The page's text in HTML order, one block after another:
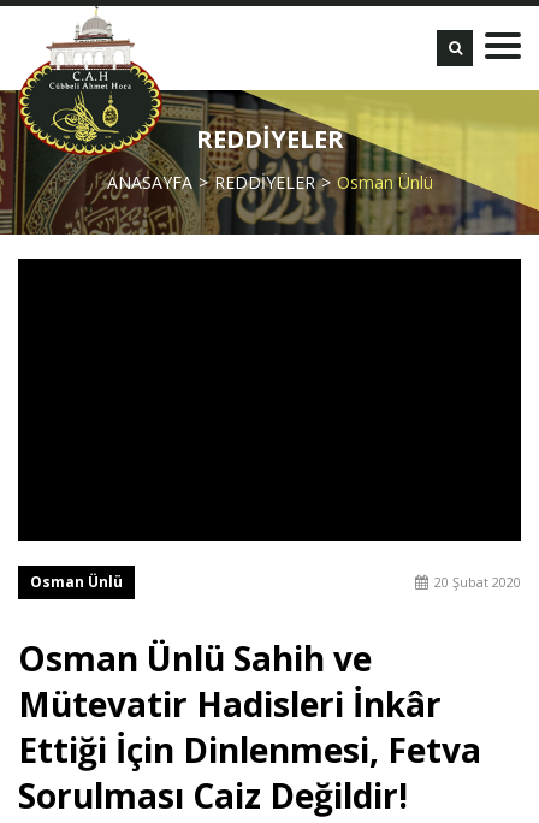
REDDİYELER
ANASAYFA REDDİYELER Osman Ünlü
Osman Ünlü 20 Şubat 2020
Osman Ünlü Sahih ve
Mütevatir Hadisleri İnkâr
Ettiği İçin Dinlenmesi, Fetva
Sorulması Caiz Değildir!